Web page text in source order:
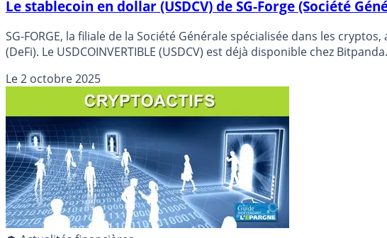
Le stablecoin en dollar (USDCV) de SG-Forge (Société
SG-FORGE, la filiale de la Société Générale spécialisée dans les
(DeFi). Le USDCOINVERTIBLE (USDCV) est déjà disponible chez Bitpanda.
Le2 octobre 2025